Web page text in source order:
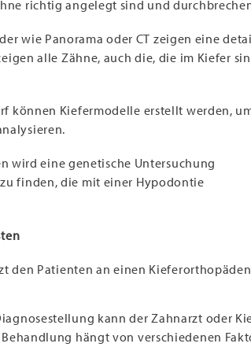
richtig angelegt sind und
wie Panorama oder CT zeigen eine
alle Zähne, auch die, die im Kiefer
können Kiefermodelle erstellt werden,
wird eine genetische Untersuchung
finden, die mit einer Hypodontie
den Patienten an einen
kann der Zahnarzt oder
hängt von verschiedenen